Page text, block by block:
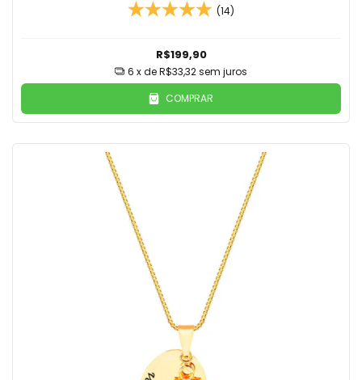
(14)
R$199,90
6 x deR$33,32sem juros
COMPRAR